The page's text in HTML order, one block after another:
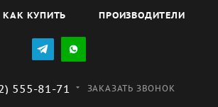
КАК КУПИТЬ ПРОИЗВОДИТЕЛИ
555-81-71 ЗАКАЗАТЬ ЗВОНОК